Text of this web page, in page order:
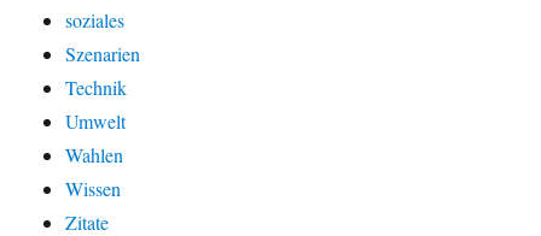
soziales
Szenarien
Technik
Umwelt
Wahlen
Wissen
Zitate